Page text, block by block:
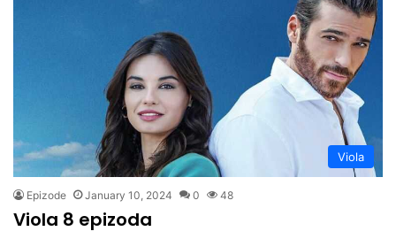
Viola
Epizode January 10, 2024 0 48
Viola 8 epizoda